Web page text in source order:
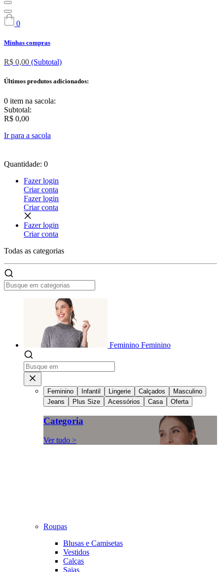
0
Minhas compras
R$ 0,00 (Subtotal)
Últimos produtos adicionados:
0 item na sacola:
Subtotal:
R$ 0,00
Ir para a sacola
Quantidade: 0
Fazer login
Criar conta
Fazer login
Criar conta
Fazer login
Criar conta
Todas as categorias
Feminino Feminino
Feminino Infantil Lingerie Calçados
Masculino
Jeans
Plus Size Acessórios Casa Oferta
Categoria
Ver tudo >
Roupas
Blusas e Camisetas
Vestidos
Calças
Saias